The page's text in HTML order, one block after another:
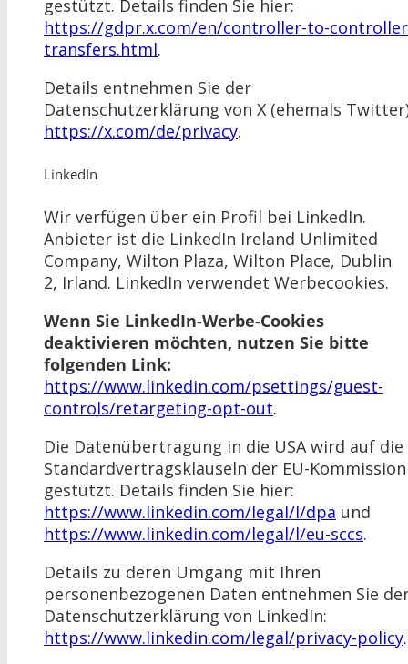
gestützt. Details finden Sie hier:
https://gdpr.x.com/en/controller-to-
transfers.html.
Details entnehmen Sie der
Datenschutzerklärung von X (ehemals
https://x.com/de/privacy.
LinkedIn
Wir verfügen über ein Profil bei LinkedIn.
Anbieter ist die LinkedIn Ireland Unlimited
Company, Wilton Plaza, Wilton Place, Dublin
2, Irland. LinkedIn verwendet Werbecookies.
Wenn Sie LinkedIn-Werbe-Cookies
deaktivieren möchten, nutzen Sie bitte
folgenden Link:
https://www.linkedin.com/psettings/guest-
controls/retargeting-opt-out.
Die Datenübertragung in die USA wird auf die
Standardvertragsklauseln der EU-Kommission
gestützt. Details finden Sie hier:
https://www.linkedin.com/legal/l/dpa und
https://www.linkedin.com/legal/l/eu-sccs.
Details zu deren Umgang mit Ihren
personenbezogenen Daten entnehmen Sie
Datenschutzerklärung von LinkedIn:
https://www.linkedin.com/legal/privacy-policy.